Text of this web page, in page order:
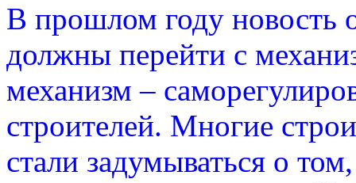
В прошлом году новость
должны перейти с
механизм –
строителей. Многие
стали задумываться о